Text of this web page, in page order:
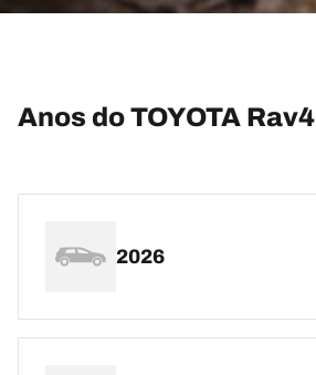
Anos do TOYOTA Rav4
2026